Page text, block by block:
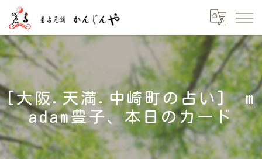
[大阪.天満.中崎町の占い] m
adam豊子、本日のカード